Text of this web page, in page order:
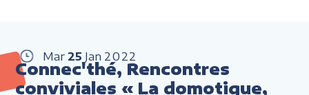
Mar 25 Jan 2022
Connec'thé, Rencontres
conviviales « La domotique,